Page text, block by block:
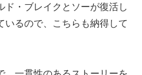
ド・ブレイクとソーが復活し
いるので、こちらも納得して